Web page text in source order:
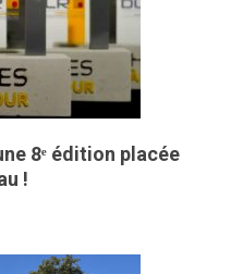
8ᵉ édition placée
!